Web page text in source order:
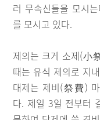
러 무속신들을 모시
를 모시고 있다.
제의는 크게 소제(小
때는 유식 제의로 지
대제는 제비(祭費)
다. 제일 3일 전부터